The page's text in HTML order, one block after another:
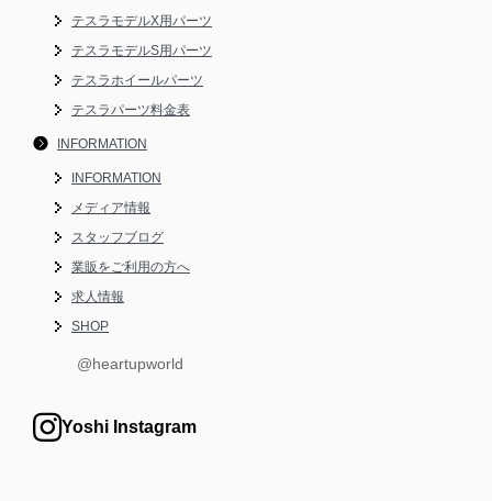
テスラモデルX用パーツ
テスラモデルS用パーツ
テスラホイールパーツ
テスラパーツ料金表
INFORMATION
INFORMATION
メディア情報
スタッフブログ
業販をご利用の方へ
求人情報
SHOP
@heartupworld
Yoshi Instagram